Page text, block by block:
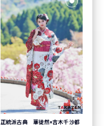
正統派古典 華徒然×吉木千沙都